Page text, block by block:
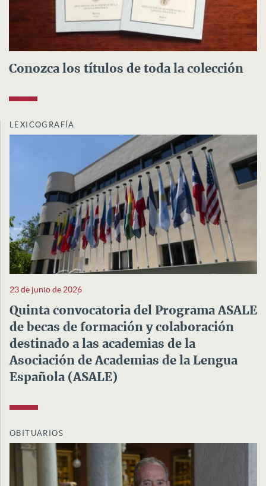
Conozca los títulos de toda la colección
LEXICOGRAFÍA
23 de junio de 2026
Quinta convocatoria del Programa ASALE
de becas de formación y colaboración
destinado a las academias de la
Asociación de Academias de la Lengua
Española (ASALE)
OBITUARIOS